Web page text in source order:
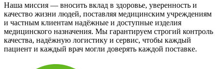
Наша миссия — вносить вклад в здоровье, уверенность и
качество жизни людей, поставляя медицинским учреждениям
и частным клиентам надёжные и доступные изделия
медицинского назначения. Мы гарантируем строгий контроль
качества, надёжную логистику и сервис, чтобы каждый
пациент и каждый врач могли доверять каждой поставке.